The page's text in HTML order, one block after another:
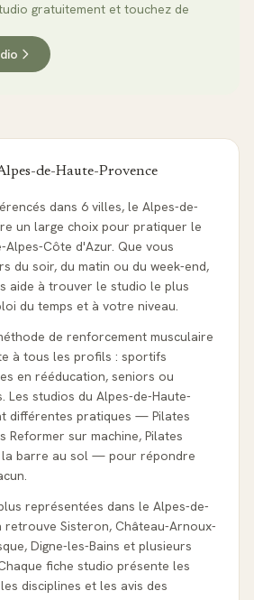
gratuitement et touchez de
de-Haute-Provence
dans 6 villes, le Alpes-de-
un large choix pour pratiquer le
Alpes-Côte d'Azur. Que vous
du soir, du matin ou du week-end,
aide à trouver le studio le plus
du temps et à votre niveau.
de renforcement musculaire
à tous les profils : sportifs
en rééducation, seniors ou
Les studios du Alpes-de-Haute-
différentes pratiques — Pilates
Reformer sur machine, Pilates
la barre au sol — pour répondre
représentées dans le Alpes-de-
retrouve Sisteron, Château-Arnoux-
Digne-les-Bains et plusieurs
fiche studio présente les
disciplines et les avis des